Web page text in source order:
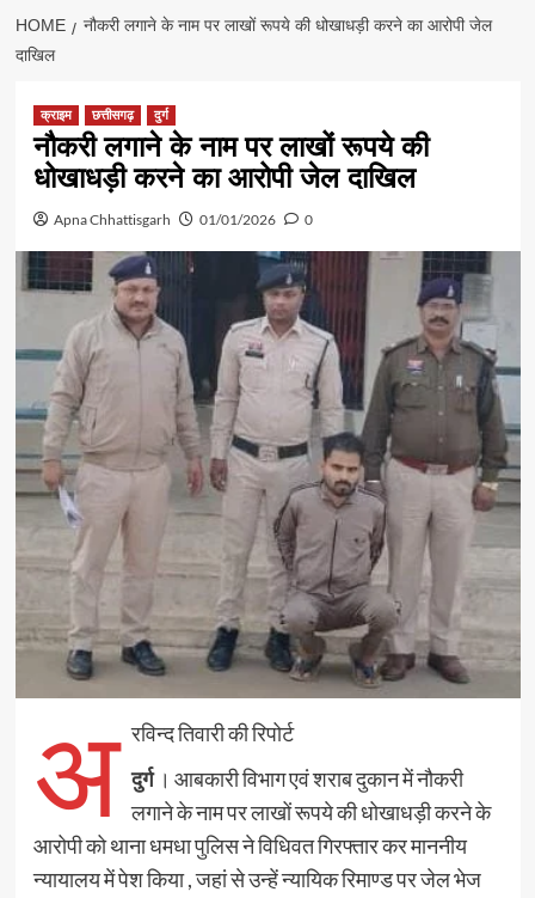
HOME
नौकरी लगाने के नाम पर लाखों रूपये की धोखाधड़ी करने का आरोपी जेल
दाखिल
क्राइम छत्तीसगढ़ दुर्ग
नौकरी लगाने के नाम पर लाखों रूपये की
धोखाधड़ी करने का आरोपी जेल दाखिल
Apna Chhattisgarh 01/01/2026 0
अ रविन्द तिवारी की रिपोर्ट
दुर्ग। आबकारी विभाग एवं शराब दुकान में नौकरी
लगाने के नाम पर लाखों रूपये की धोखाधड़ी करने के
आरोपी को थाना धमधा पुलिस ने विधिवत गिरफ्तार कर माननीय
न्यायालय में पेश किया , जहां से उन्हें न्यायिक रिमाण्ड पर जेल भेज